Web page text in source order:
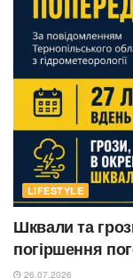
LIFESTYLE
Шквали та
погіршення
26.07.2026